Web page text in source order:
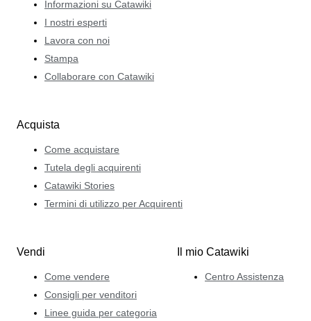
Informazioni su Catawiki
I nostri esperti
Lavora con noi
Stampa
Collaborare con Catawiki
Acquista
Come acquistare
Tutela degli acquirenti
Catawiki Stories
Termini di utilizzo per Acquirenti
Vendi
Come vendere
Consigli per venditori
Linee guida per categoria
Il mio Catawiki
Centro Assistenza